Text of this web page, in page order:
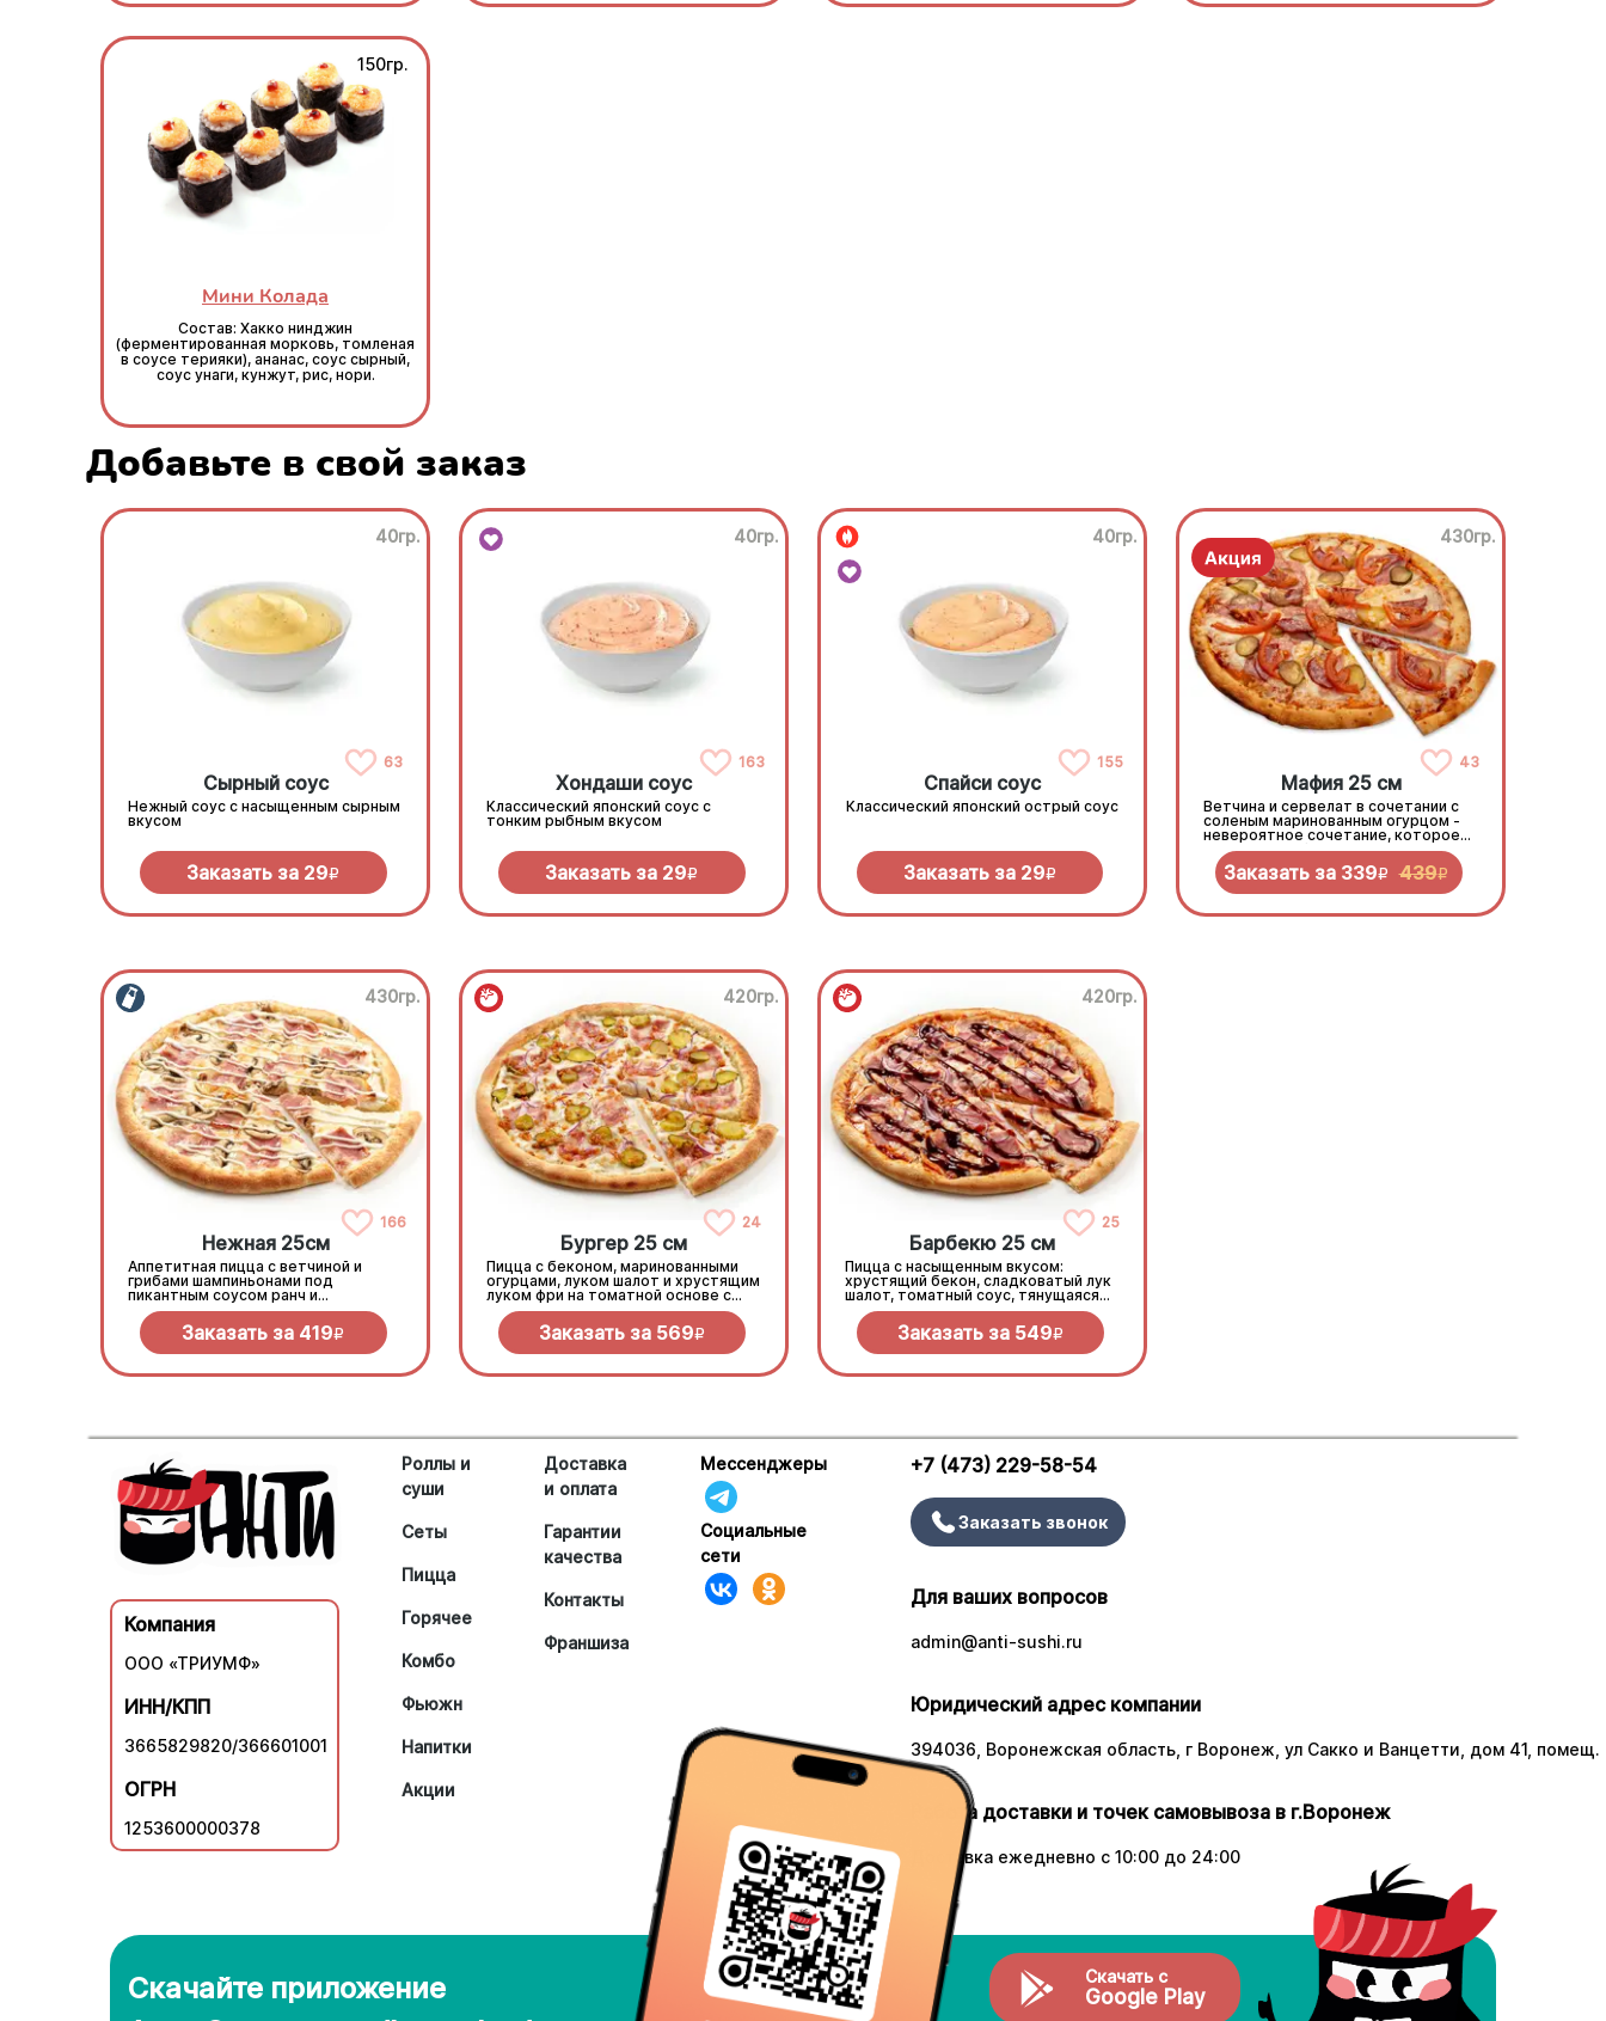
150гр.
Мини Колада
Состав: Хакко нинджин
(ферментированная морковь, томленая
в соусе терияки), ананас, соус сырный,
соус унаги, кунжут, рис, нори.
Добавьте в свой заказ
40гр.
63
Сырный соус
Нежный соус с насыщенным сырным
вкусом
Заказать за 29R
40гр.
163
Хондаши соус
Классический японский соус с
тонким рыбным вкусом
Заказать за 29R
40гр.
155
Спайси соус
Классический японский острый соус
Заказать за 29R
430гр.
43
Мафия 25 см
Ветчина и сервелат в сочетании с
соленым маринованным огурцом -
невероятное сочетание, которое
нужно попробовать!
Заказать за 339R 439R
430гр.
166
Нежная 25см
Аппетитная пицца с ветчиной и
грибами шампиньонами под
пикантным соусом ранч и
моцареллой
Заказать за 419R
420гр.
24
Бургер 25 см
Пицца с беконом, маринованными
огурцами, луком шалот и хрустящим
луком фри на томатной основе с
моцареллой.
Заказать за 569R
420гр.
25
Барбекю 25 см
Пицца с насыщенным вкусом:
хрустящий бекон, сладковатый лук
шалот, томатный соус, тянущаяся
моцарелла и дымный прянный соус
барбекю.Заказать за 549R
Компания
ООО «ТРИУМФ»
ИНН/КПП
3665829820/366601001
ОГРН
1253600000378
Роллы и
суши
Сеты
Пицца
Горячее
Комбо
Фьюжн
Напитки
Акции
Доставка
и оплата
Гарантии
качества
Контакты
Франшиза
Мессенджеры
Социальные
сети
+7 (473) 229-58-54
Заказать звонок
Для ваших вопросов
admin@anti-sushi.ru
Юридический адрес компании
394036, Воронежская область, г Воронеж, ул Сакко и Ванцетти, дом 41, помещ.
Работа доставки и точек самовывоза в г.Воронеж
Доставка ежедневно с 10:00 до 24:00
Скачайте приложение
Скачать с
Google Play